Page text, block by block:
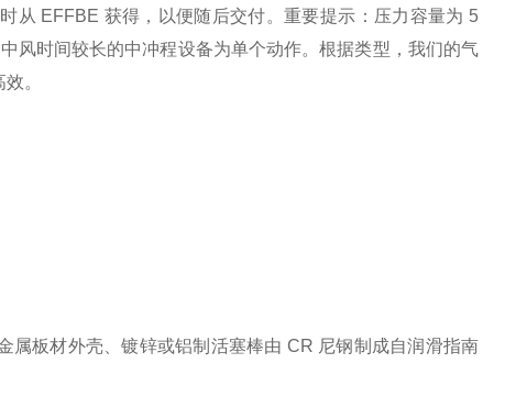
从 EFFBE 获得，以便随后交付。重要提示：压力容量为 5
风时间较长的中冲程设备为单个动作。根据类型，我们的气
。
板材外壳、镀锌或铝制活塞棒由 CR 尼钢制成自润滑指南